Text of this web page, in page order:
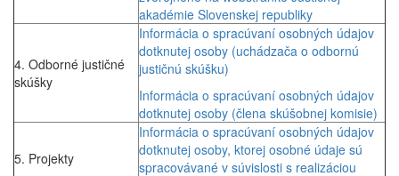
akadémie Slovenskej republiky
4. Odborné justičné
skúšky
Informácia o spracúvaní osobných údajov
dotknutej osoby (uchádzača o odbornú
justičnú skúšku)
Informácia o spracúvaní osobných údajov
dotknutej osoby (člena skúšobnej komisie)
5. Projekty
Informácia o spracúvaní osobných údajov
dotknutej osoby, ktorej osobné údaje sú
spracovávané v súvislosti s realizáciou